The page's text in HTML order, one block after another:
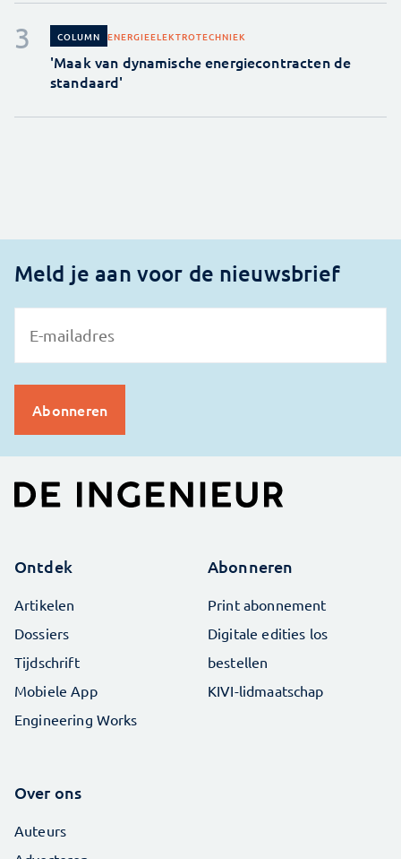
COLUMN ENERGIEELEKTROTECHNIEK
'Maak van dynamische energiecontracten de
standaard'
Meld je aan voor de nieuwsbrief
Ontdek
Artikelen
Dossiers
Tijdschrift
Mobiele App
Engineering Works
Abonneren
Print abonnement
Digitale edities los
bestellen
KIVI-lidmaatschap
Over ons
Auteurs